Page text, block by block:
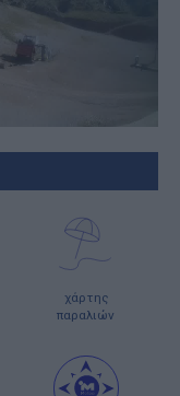
χάρτης
παραλιών